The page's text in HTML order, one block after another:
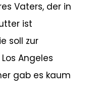
Vaters, der in
ist
soll zur
Angeles
gab es kaum